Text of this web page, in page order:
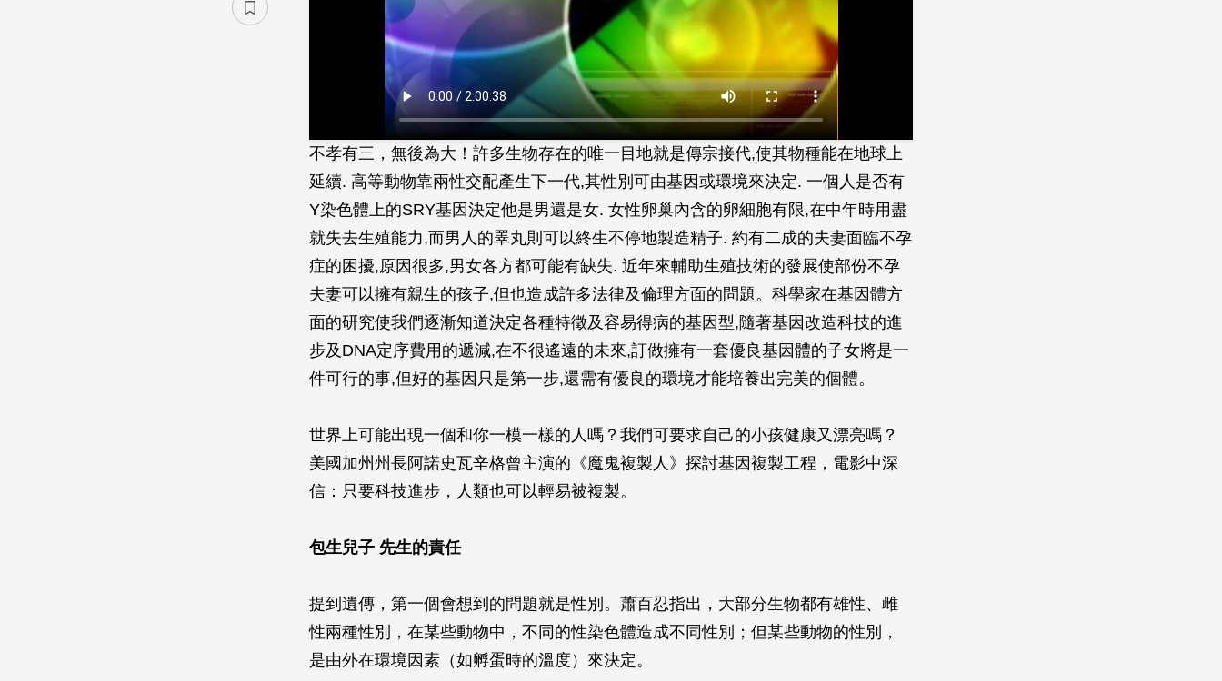
不孝有三，無後為大！許多生物存在的唯一目地就是傳宗接代,使其物種能在地球上
延續. 高等動物靠兩性交配產生下一代,其性別可由基因或環境來決定. 一個人是否有
Y染色體上的SRY基因決定他是男還是女. 女性卵巢內含的卵細胞有限,在中年時用盡
就失去生殖能力,而男人的睪丸則可以終生不停地製造精子. 約有二成的夫妻面臨不孕
症的困擾,原因很多,男女各方都可能有缺失. 近年來輔助生殖技術的發展使部份不孕
夫妻可以擁有親生的孩子,但也造成許多法律及倫理方面的問題。科學家在基因體方
面的研究使我們逐漸知道決定各種特徵及容易得病的基因型,隨著基因改造科技的進
步及DNA定序費用的遞減,在不很遙遠的未來,訂做擁有一套優良基因體的子女將是一
件可行的事,但好的基因只是第一步,還需有優良的環境才能培養出完美的個體。
世界上可能出現一個和你一模一樣的人嗎？我們可要求自己的小孩健康又漂亮嗎？
美國加州州長阿諾史瓦辛格曾主演的《魔鬼複製人》探討基因複製工程，電影中深
信：只要科技進步，人類也可以輕易被複製。
包生兒子 先生的責任
提到遺傳，第一個會想到的問題就是性別。蕭百忍指出，大部分生物都有雄性、雌
性兩種性別，在某些動物中，不同的性染色體造成不同性別；但某些動物的性別，
是由外在環境因素（如孵蛋時的溫度）來決定。